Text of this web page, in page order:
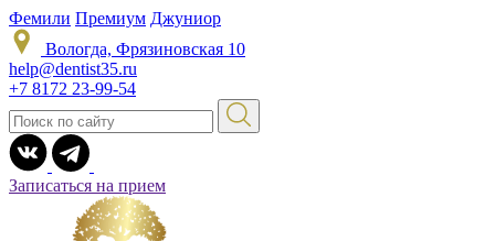
Фемили Премиум Джуниор
Вологда, Фрязиновская 10
help@dentist35.ru
+7 8172 23-99-54
Записаться на прием